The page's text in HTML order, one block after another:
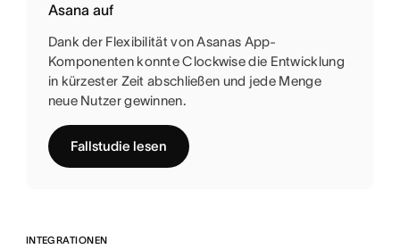
Asana auf
Dank der Flexibilität von Asanas App-
Komponenten konnte Clockwise die Entwicklung
in kürzester Zeit abschließen und jede Menge
neue Nutzer gewinnen.
Fallstudie lesen
INTEGRATIONEN